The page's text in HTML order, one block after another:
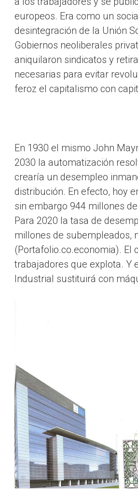
europeos. Era como un
desintegración de la Unión
Gobiernos neoliberales
aniquilaron sindicatos y
necesarias para evitar
feroz el capitalismo con
En 1930 el mismo John
2030 la automatización
crearía un desempleo
distribución. En efecto, hoy
sin embargo 944 millones
Para 2020 la tasa de
millones de subempleados,
(Portafolio.co.economia). El
trabajadores que explota. Y
Industrial sustituirá con